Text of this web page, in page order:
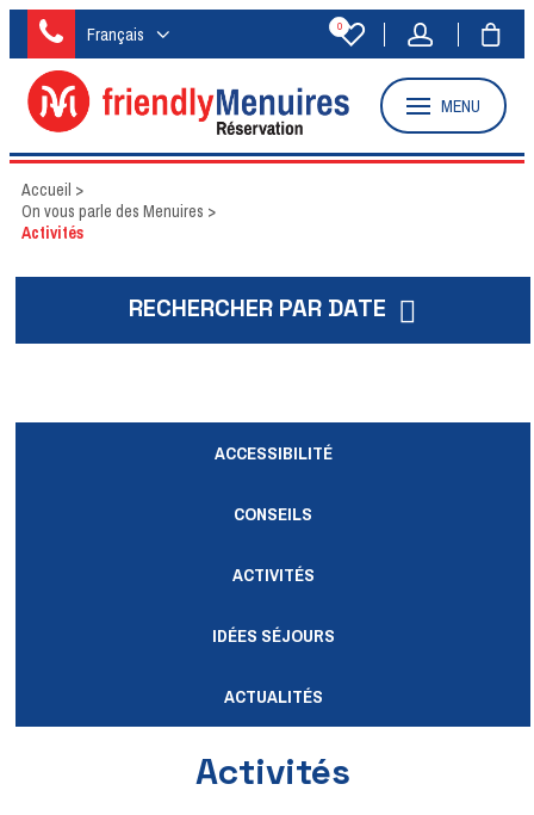
Français 0
MENU
Accueil >
On vous parle des Menuires >
Activités
RECHERCHER PAR DATE
ACCESSIBILITÉ
CONSEILS
ACTIVITÉS
IDÉES SÉJOURS
ACTUALITÉS
Activités